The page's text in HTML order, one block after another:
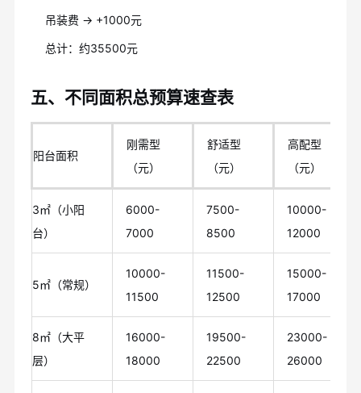
吊装费 → +1000元
总计：约35500元
五、不同面积总预算速查表
阳台面积
刚需型
（元）
舒适型
（元）
高配型
（元）
3㎡（小阳
台）
6000-
7000
7500-
8500
10000-
12000
5㎡（常规）
10000-
11500
11500-
12500
15000-
17000
8㎡（大平
层）
16000-
18000
19500-
22500
23000-
26000